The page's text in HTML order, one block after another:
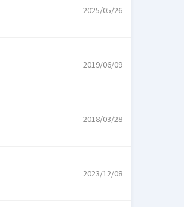
2025/05/26
2019/06/09
2018/03/28
2023/12/08